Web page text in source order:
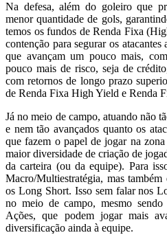
Na defesa, além do goleiro que
menor quantidade de gols,
temos os fundos de Renda Fixa
contenção para segurar os
que avançam um pouco mais,
pouco mais de risco, seja de
com retornos de longo prazo
de Renda Fixa High Yield e Renda
Já no meio de campo, atuando não
e nem tão avançados quanto os
que fazem o papel de jogar na
maior diversidade de criação de
da carteira (ou da equipe). Para
Macro/Multiestratégia, mas
os Long Short. Isso sem falar nos
no meio de campo, mesmo
Ações, que podem jogar mais
diversificação ainda à equipe.